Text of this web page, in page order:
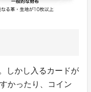
しかし入るカードが
かったり、コイン